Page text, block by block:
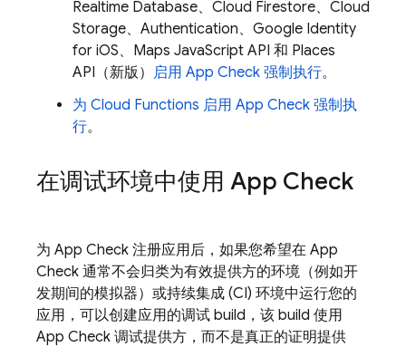
Realtime Database、 Cloud Firestore、 Cloud
Storage、 Authentication、Google Identity
for iOS、Maps JavaScript API 和 Places
API（新版） 启用 App Check 强制执行。
为 Cloud Functions 启用 App Check 强制执
行。
在调试环境中使用 App Check
为 App Check 注册应用后，如果您希望在 App
Check 通常不会归类为有效提供方的环境（例如开
发期间的模拟器）或持续集成 (CI) 环境中运行您的
应用，可以创建应用的调试 build，该 build 使用
App Check 调试提供方，而不是真正的证明提供